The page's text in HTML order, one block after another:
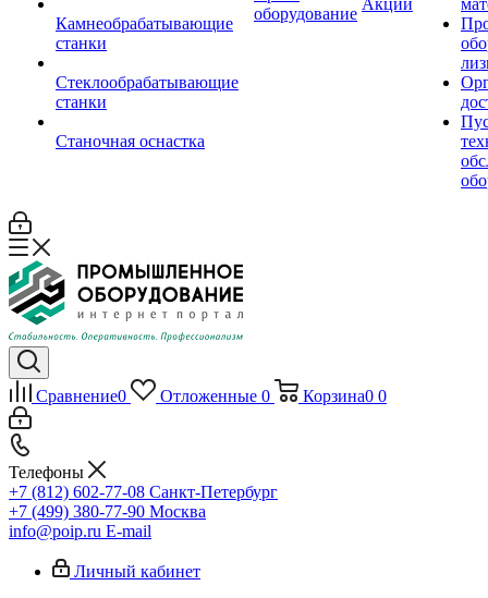
Камнеобрабатывающие
станки
Стеклообрабатывающие
станки
Станочная оснастка
оборудование
Акции
Сравнение0 Отложенные 0 Корзина0 0
Телефоны
+7 (812) 602-77-08 Санкт-Петербург
+7 (499) 380-77-90 Москва
info@poip.ru E-mail
Личный кабинет